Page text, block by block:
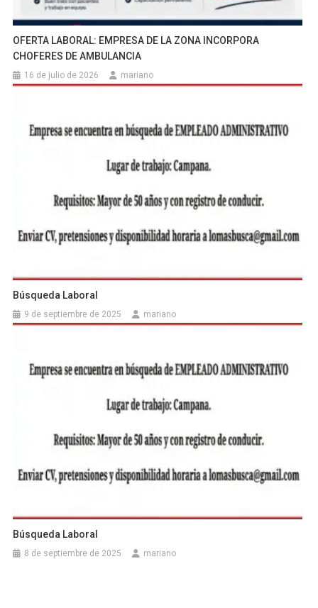
OFERTA LABORAL: EMPRESA DE LA ZONA INCORPORA
CHOFERES DE AMBULANCIA
16 de julio de 2026 mariano
Búsqueda Laboral
9 de septiembre de 2025 mariano
Búsqueda Laboral
8 de septiembre de 2025 mariano